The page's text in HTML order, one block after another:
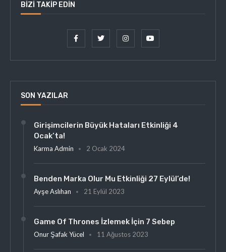
BIZI TAKIP EDIN
SON YAZILAR
Girişimcilerin Büyük Hataları Etkinliği 4
Ocak’ta!
Karma Admin 2 Ocak 2024
Benden Marka Olur Mu Etkinliği 27 Eylül’de!
Ayşe Aslıhan 21 Eylül 2023
Game Of Thrones İzlemek İçin 7 Sebep
Onur Şafak Yücel 11 Ağustos 2023